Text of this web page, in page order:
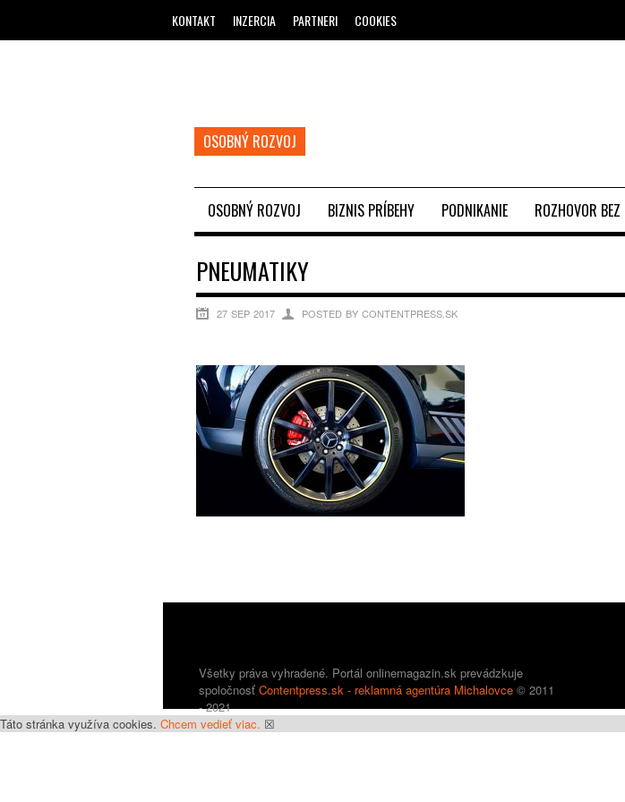
KONTAKT INZERCIA PARTNERI COOKIES
OSOBNÝ ROZVOJ
OSOBNÝ ROZVOJ BIZNIS PRÍBEHY PODNIKANIE ROZHOVOR BEZ
PNEUMATIKY
27 SEP 2017 POSTED BY CONTENTPRESS.SK
Všetky práva vyhradené. Portál onlinemagazin.sk prevádzkuje
spoločnosť Contentpress.sk - reklamná agentúra Michalovce © 2011
- 2021
Táto stránka využíva cookies. Chcem vedieť viac. ☒